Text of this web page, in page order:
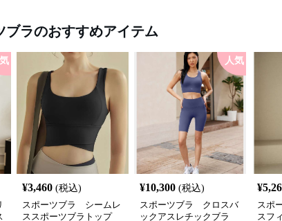
ブラのおすすめアイテム
¥3,460 (税込)
スポーツブラ シームレ
ススポーツブラトップ
人気
¥10,300 (税込)
スポーツブラ クロスバ
ックアスレチックブラ
¥
スポ
スフ